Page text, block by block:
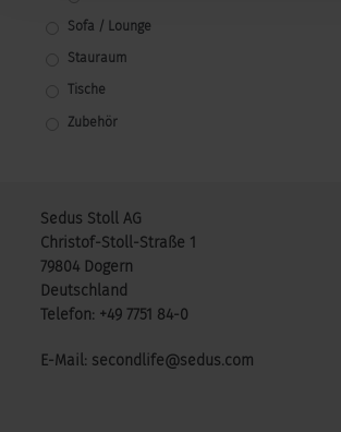
Sofa / Lounge
Stauraum
Tische
Zubehör
Sedus Stoll AG
Christof-Stoll-Straße 1
79804 Dogern
Deutschland
Telefon: +49 7751 84-0
E-Mail: secondlife@sedus.com